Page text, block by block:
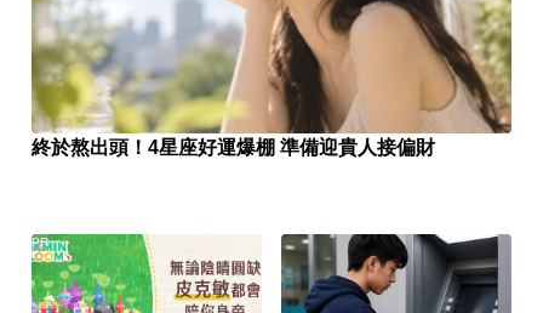
終於熬出頭！4星座好運爆棚 準備迎貴人接偏財
PR